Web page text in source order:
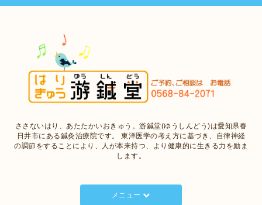
ささないはり、あたたかいおきゅう。游鍼堂(ゆうしんどう)は愛知県春
日井市にある鍼灸治療院です。 東洋医学の考え方に基づき、自律神経
の調節をすることにより、人が本来持つ、より健康的に生きる力を励ま
します。
メニュー